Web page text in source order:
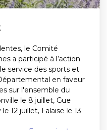
le Comité
a participé à l’action
service des sports et
en faveur
sur l'ensemble du
le 8 juillet, Gue
12 juillet, Falaise le 13